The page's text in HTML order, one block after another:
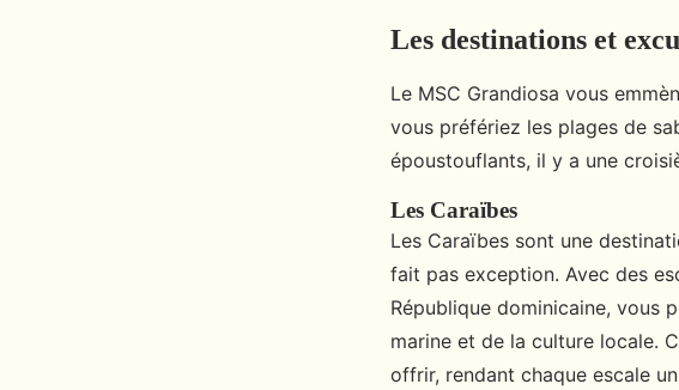
Les destinations et
Le MSC Grandiosa vous
vous préfériez les plages de
époustouflants, il y a une
Les Caraïbes
Les Caraïbes sont une
fait pas exception. Avec des
République dominicaine, vous
marine et de la culture locale.
offrir, rendant chaque escale